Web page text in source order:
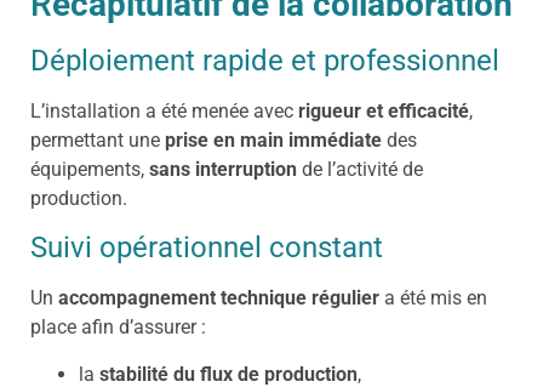
Déploiement rapide et professionnel
L’installation a été menée avec rigueur et efficacité,
permettant une prise en main immédiate des
équipements, sans interruption de l’activité de
production.
Suivi opérationnel constant
Un accompagnement technique régulier a été mis en
place afin d’assurer :
la stabilité du flux de production,